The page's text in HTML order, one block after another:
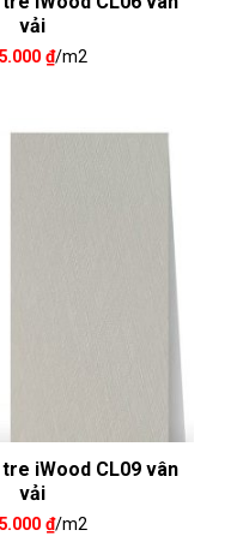
vải
₫/m2
iWood CL09 vân
vải
₫/m2